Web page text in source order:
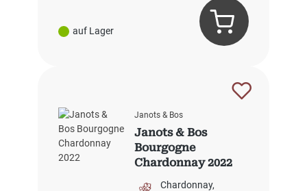
auf Lager
Janots & Bos
Janots & Bos
Bourgogne
Chardonnay 2022
Chardonnay